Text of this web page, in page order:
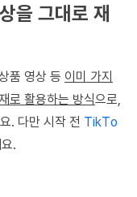
을 그대로 재
품 영상 등 이미 가지
로 활용하는 방식으로,
. 다만 시작 전 TikTo
.